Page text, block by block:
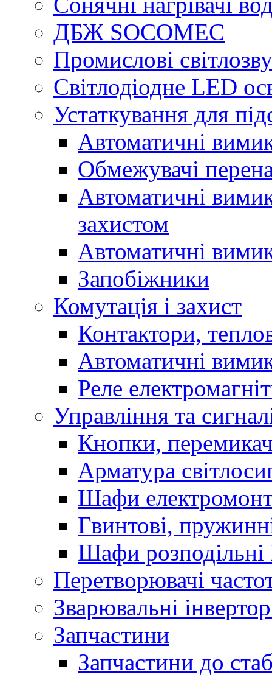
ДБЖ SOCOMEC
Промислові
Світлодіодне LED
Устаткування для
Автоматичні
Обмежувачі
Автоматичні
захистом
Автоматичні
Запобіжники
Комутація і захист
Контактори,
Автоматичні
Реле
Управління та
Кнопки,
Арматура
Шафи
Гвинтові,
Шафи розподільні
Перетворювачі
Зварювальні
Запчастини
Запчастини до